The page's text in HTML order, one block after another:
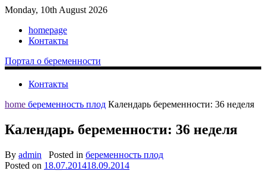
Monday, 10th August 2026
homepage
Контакты
Портал о беременности
Контакты
home беременность плод Календарь беременности: 36 неделя
Календарь беременности: 36 неделя
By admin Posted in беременность плод
Posted on 18.07.201418.09.2014